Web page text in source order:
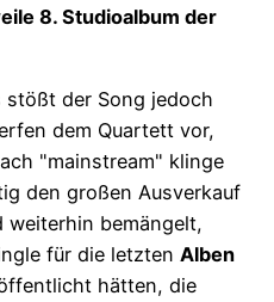
8. Studioalbum der
stößt der Song jedoch
dem Quartett vor,
"mainstream" klinge
den großen Ausverkauf
weiterhin bemängelt,
für die letzten Alben
hätten, die